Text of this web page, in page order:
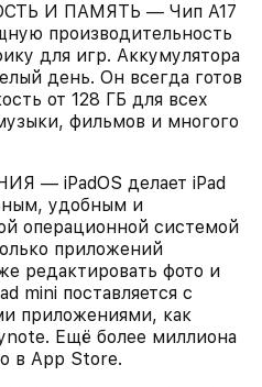
И ПАМЯТЬ — Чип A17
производительность
для игр. Аккумулятора
день. Он всегда готов
от 128 ГБ для всех
фильмов и многого
— iPadOS делает iPad
удобным и
операционной системой
приложений
редактировать фото и
mini поставляется с
приложениями, как
Ещё более миллиона
в App Store.